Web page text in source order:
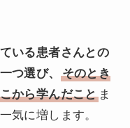
いる患者さんとの
つ選び、
そのとき
から学んだことま
気に増します。